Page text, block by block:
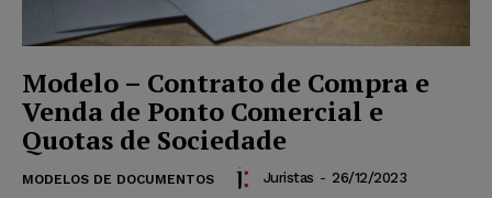
Modelo – Contrato de Compra e
Venda de Ponto Comercial e
Quotas de Sociedade
MODELOS DE DOCUMENTOS Juristas - 26/12/2023